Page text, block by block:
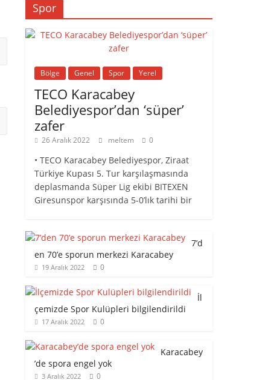
Spor
Bölge Genel Spor Yerel
TECO Karacabey
Belediyespor’dan ‘süper’
zafer
26 Aralık 2022 meltem 0
• TECO Karacabey Belediyespor, Ziraat
Türkiye Kupası 5. Tur karşılaşmasında
deplasmanda Süper Lig ekibi BITEXEN
Giresunspor karşısında 5-0’lık tarihi bir
7’d
en 70’e sporun merkezi Karacabey
19 Aralık 2022 0
İl
çemizde Spor Kulüpleri bilgilendirildi
17 Aralık 2022 0
Karacabey
’de spora engel yok
3 Aralık 2022 0